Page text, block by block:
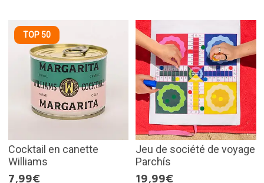
TOP 50
Cocktail en canette
Williams
7,99€
Jeu de société de voyage
Parchís
19,99€